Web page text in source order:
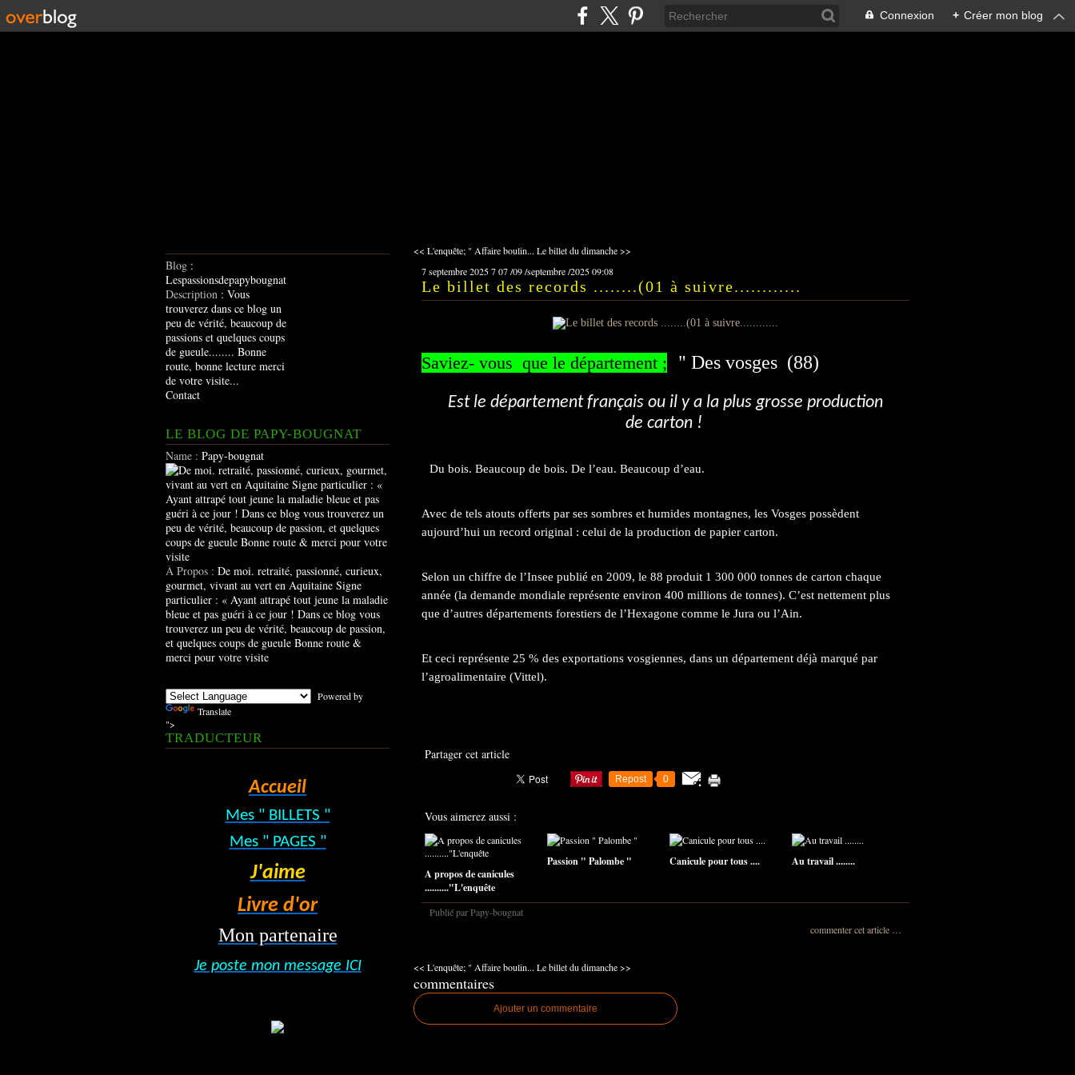
Connexion + Créer mon blog
Blog :
Lespassionsdepapybougnat
Description : Vous
trouverez dans ce blog un
peu de vérité, beaucoup de
passions et quelques coups
de gueule........ Bonne
route, bonne lecture merci
de votre visite...
Contact
LE BLOG DE PAPY-BOUGNAT
Name : Papy-bougnat
À Propos : De moi. retraité, passionné, curieux,
gourmet, vivant au vert en Aquitaine Signe
particulier : « Ayant attrapé tout jeune la maladie
bleue et pas guéri à ce jour ! Dans ce blog vous
trouverez un peu de vérité, beaucoup de passion,
et quelques coups de gueule Bonne route &
merci pour votre visite
Powered by
Translate
">
TRADUCTEUR
Accueil
Mes " BILLETS "
Mes " PAGES "
J'aime
Livre d'or
Mon partenaire
Je poste mon message ICI
<< L'enquête; " Affaire boulin... Le billet du dimanche >>
7 septembre 2025707/09/septembre/202509:08
Le billet des records ........(01 à suivre............
Saviez- vous que le département ; " Des vosges (88)
Est le département français ou il y a la plus grosse production
de carton !
Du bois. Beaucoup de bois. De l’eau. Beaucoup d’eau.
Avec de tels atouts offerts par ses sombres et humides montagnes, les Vosges possèdent
aujourd’hui un record original : celui de la production de papier carton.
Selon un chiffre de l’Insee publié en 2009, le 88 produit 1 300 000 tonnes de carton chaque
année (la demande mondiale représente environ 400 millions de tonnes). C’est nettement plus
que d’autres départements forestiers de l’Hexagone comme le Jura ou l’Ain.
Et ceci représente 25 % des exportations vosgiennes, dans un département déjà marqué par
l’agroalimentaire (Vittel).
Partager cet article
Repost 0
Vous aimerez aussi :
A propos de canicules
.........."L'enquête
Passion " Palombe " Canicule pour tous .... Au travail ........
Publié par Papy-bougnat
commenter cet article
<< L'enquête; " Affaire boulin... Le billet du dimanche >>
commentaires
Ajouter un commentaire